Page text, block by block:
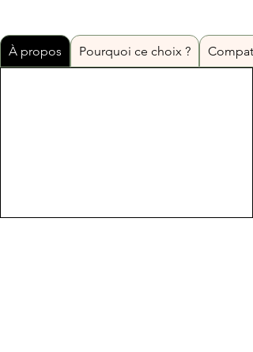
À propos Pourquoi ce choix ?